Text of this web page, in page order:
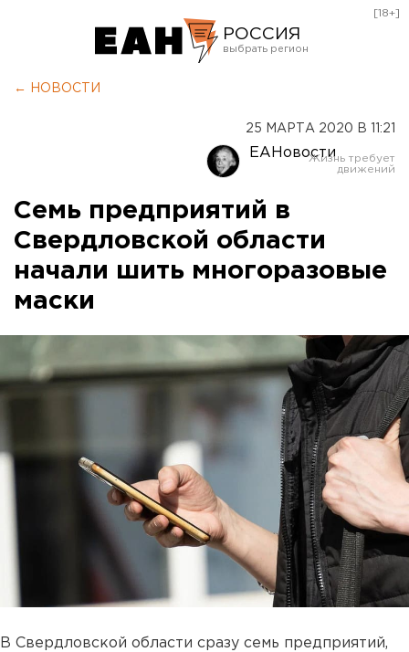
РОССИЯ
Оренбург
[18+]
← НОВОСТИ
25 МАРТА 2020 В 11:21
ЕАНовости
Семь предприятий в
Свердловской области
начали шить многоразовые
маски
В Свердловской области сразу семь предприятий,